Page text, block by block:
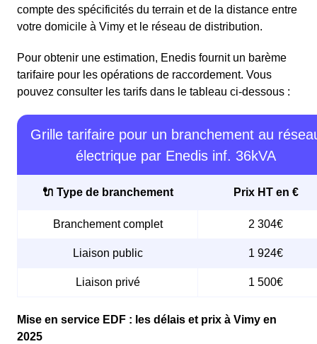
compte des spécificités du terrain et de la distance entre
votre domicile à Vimy et le réseau de distribution.
Pour obtenir une estimation, Enedis fournit un barème
tarifaire pour les opérations de raccordement. Vous
pouvez consulter les tarifs dans le tableau ci-dessous :
Grille tarifaire pour un branchement au
électrique par Enedis inf. 36kVA
🔌 Type de branchement Prix HT en €
Branchement complet 2 304€
Liaison public 1 924€
Liaison privé 1 500€
Mise en service EDF : les délais et prix à Vimy en
2025